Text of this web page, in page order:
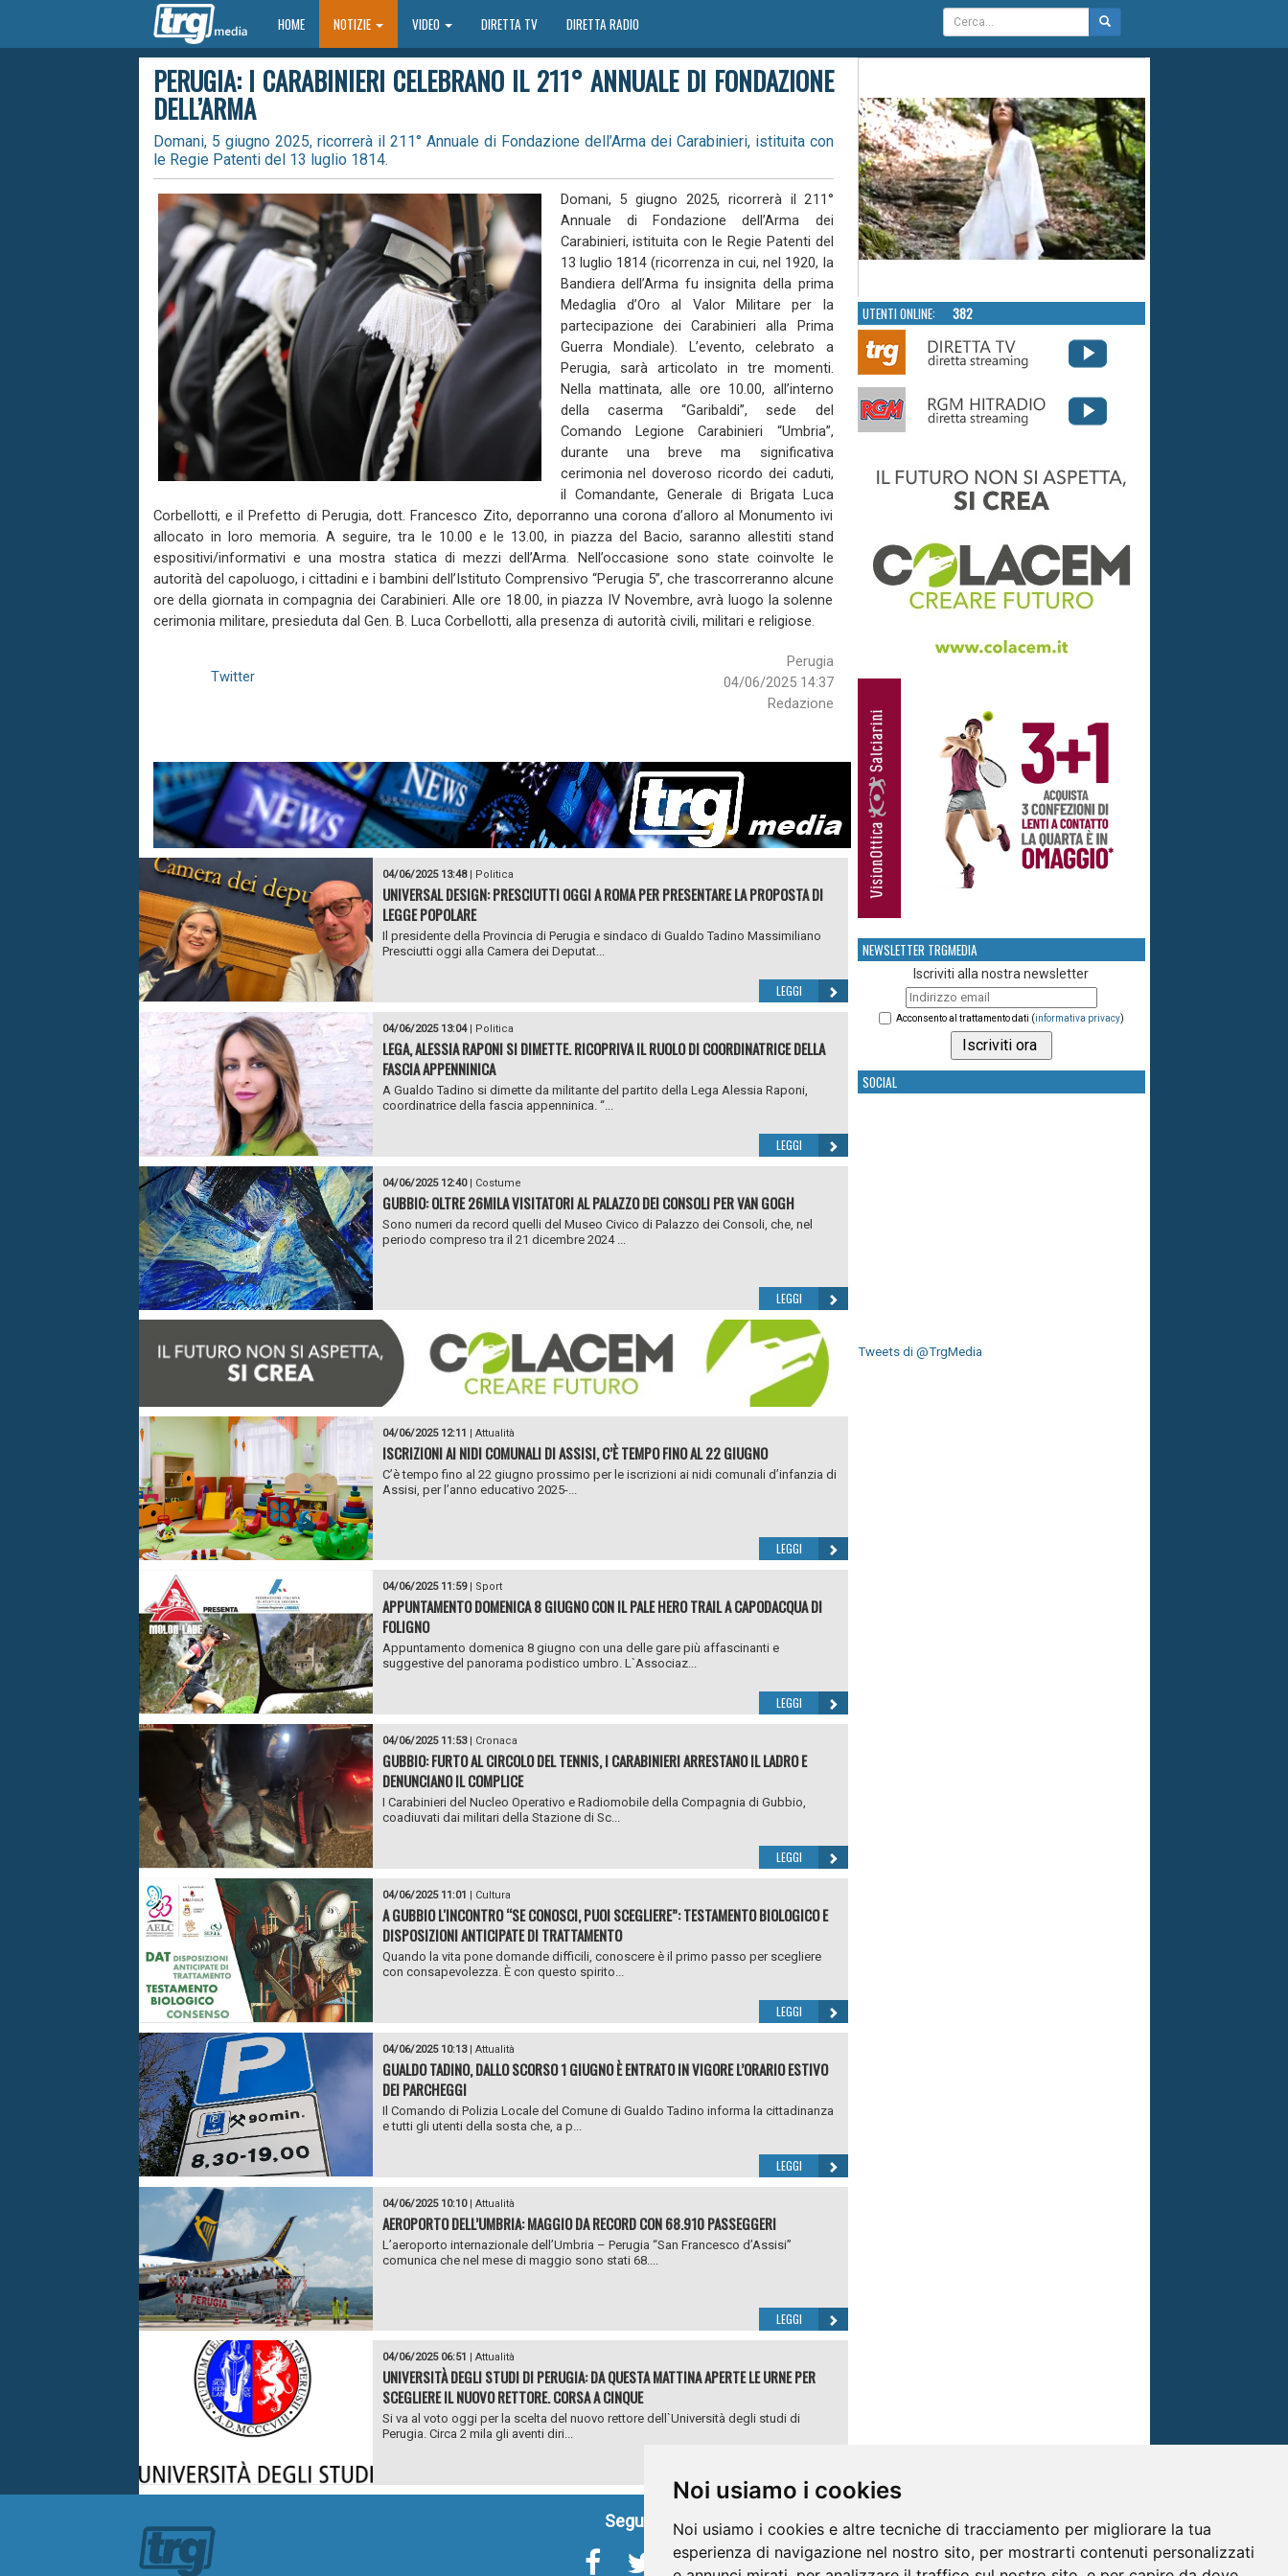
Noi usiamo i cookies
Noi usiamo i cookies e altre tecniche di tracciamento per migliorare la tua
esperienza di navigazione nel nostro sito, per mostrarti contenuti personalizzati
HOMEHOME NOTIZIE VIDEO DIRETTA TV DIRETTA RADIO
PERUGIA: I CARABINIERI CELEBRANO IL 211° ANNUALE DI FONDAZIONE
DELL’ARMA
Domani, 5 giugno 2025, ricorrerà il 211° Annuale di Fondazione dell’Arma dei Carabinieri, istituita con
le Regie Patenti del 13 luglio 1814.
Domani, 5 giugno 2025, ricorrerà il 211°
Annuale di Fondazione dell’Arma dei
Carabinieri, istituita con le Regie Patenti del
13 luglio 1814 (ricorrenza in cui, nel 1920, la
Bandiera dell’Arma fu insignita della prima
Medaglia d’Oro al Valor Militare per la
partecipazione dei Carabinieri alla Prima
Guerra Mondiale). L’evento, celebrato a
Perugia, sarà articolato in tre momenti.
Nella mattinata, alle ore 10.00, all’interno
della caserma “Garibaldi”, sede del
Comando Legione Carabinieri “Umbria”,
durante una breve ma significativa
cerimonia nel doveroso ricordo dei caduti,
il Comandante, Generale di Brigata Luca
Corbellotti, e il Prefetto di Perugia, dott. Francesco Zito, deporranno una corona d’alloro al Monumento ivi
allocato in loro memoria. A seguire, tra le 10.00 e le 13.00, in piazza del Bacio, saranno allestiti stand
espositivi/informativi e una mostra statica di mezzi dell’Arma. Nell’occasione sono state coinvolte le
autorità del capoluogo, i cittadini e i bambini dell’Istituto Comprensivo “Perugia 5”, che trascorreranno alcune
ore della giornata in compagnia dei Carabinieri. Alle ore 18.00, in piazza IV Novembre, avrà luogo la solenne
cerimonia militare, presieduta dal Gen. B. Luca Corbellotti, alla presenza di autorità civili, militari e religiose.
Perugia
04/06/2025 14:37
Redazione
Twitter
04/06/2025 13:48| Politica
UNIVERSAL DESIGN: PRESCIUTTI OGGI A ROMA PER PRESENTARE LA PROPOSTA DI
LEGGE POPOLARE
Il presidente della Provincia di Perugia e sindaco di Gualdo Tadino Massimiliano
Presciutti oggi alla Camera dei Deputat...
LEGGI
04/06/2025 13:04| Politica
LEGA, ALESSIA RAPONI SI DIMETTE. RICOPRIVA IL RUOLO DI COORDINATRICE DELLA
FASCIA APPENNINICA
A Gualdo Tadino si dimette da militante del partito della Lega Alessia Raponi,
coordinatrice della fascia appenninica. “...
LEGGI
04/06/2025 12:40| Costume
GUBBIO: OLTRE 26MILA VISITATORI AL PALAZZO DEI CONSOLI PER VAN GOGH
Sono numeri da record quelli del Museo Civico di Palazzo dei Consoli, che, nel
periodo compreso tra il 21 dicembre 2024 ...
LEGGI
04/06/2025 12:11 | Attualità
ISCRIZIONI AI NIDI COMUNALI DI ASSISI, C’È TEMPO FINO AL 22 GIUGNO
C’è tempo fino al 22 giugno prossimo per le iscrizioni ai nidi comunali d’infanzia di
Assisi, per l’anno educativo 2025-...
LEGGI
04/06/2025 11:59| Sport
APPUNTAMENTO DOMENICA 8 GIUGNO CON IL PALE HERO TRAIL A CAPODACQUA DI
FOLIGNO
Appuntamento domenica 8 giugno con una delle gare più affascinanti e
suggestive del panorama podistico umbro. L`Associaz...
LEGGI
04/06/2025 11:53| Cronaca
GUBBIO: FURTO AL CIRCOLO DEL TENNIS, I CARABINIERI ARRESTANO IL LADRO E
DENUNCIANO IL COMPLICE
I Carabinieri del Nucleo Operativo e Radiomobile della Compagnia di Gubbio,
coadiuvati dai militari della Stazione di Sc...
LEGGI
04/06/2025 11:01 | Cultura
A GUBBIO L'INCONTRO “SE CONOSCI, PUOI SCEGLIERE”: TESTAMENTO BIOLOGICO E
DISPOSIZIONI ANTICIPATE DI TRATTAMENTO
Quando la vita pone domande difficili, conoscere è il primo passo per scegliere
con consapevolezza. È con questo spirito...
LEGGI
04/06/2025 10:13| Attualità
GUALDO TADINO, DALLO SCORSO 1 GIUGNO È ENTRATO IN VIGORE L’ORARIO ESTIVO
DEI PARCHEGGI
Il Comando di Polizia Locale del Comune di Gualdo Tadino informa la cittadinanza
e tutti gli utenti della sosta che, a p...
LEGGI
04/06/2025 10:10| Attualità
AEROPORTO DELL’UMBRIA: MAGGIO DA RECORD CON 68.910 PASSEGGERI
L’aeroporto internazionale dell’Umbria – Perugia “San Francesco d’Assisi”
comunica che nel mese di maggio sono stati 68....
LEGGI
04/06/2025 06:51 | Attualità
UNIVERSITÀ DEGLI STUDI DI PERUGIA: DA QUESTA MATTINA APERTE LE URNE PER
SCEGLIERE IL NUOVO RETTORE. CORSA A CINQUE
Si va al voto oggi per la scelta del nuovo rettore dell`Università degli studi di
Perugia. Circa 2 mila gli aventi diri...
UTENTI ONLINE: 382
NEWSLETTER TRGMEDIA
Iscriviti alla nostra newsletter
Acconsento al trattamento dati (informativa privacy)
SOCIAL
Tweets di @TrgMedia
Seguici su